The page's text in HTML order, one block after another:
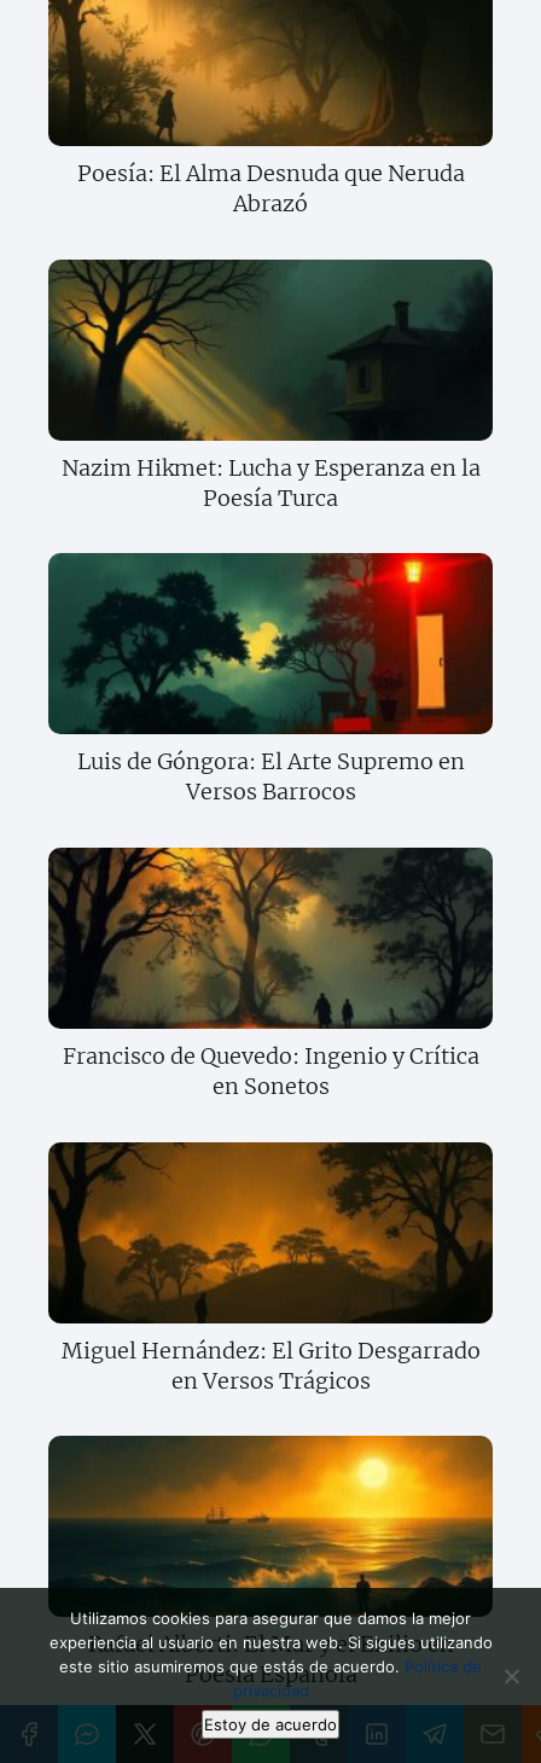
Poesía: El Alma Desnuda que Neruda
Abrazó
Nazim Hikmet: Lucha y Esperanza en la
Poesía Turca
Luis de Góngora: El Arte Supremo en
Versos Barrocos
Francisco de Quevedo: Ingenio y Crítica
en Sonetos
Miguel Hernández: El Grito Desgarrado
en Versos Trágicos
Rafael Alberti: El Mar y el Exilio en
Poesía Española
Utilizamos cookies para asegurar que damos la mejor
experiencia al usuario en nuestra web. Si sigues utilizando
este sitio asumiremos que estás de acuerdo. Política de
privacidad
Estoy de acuerdo